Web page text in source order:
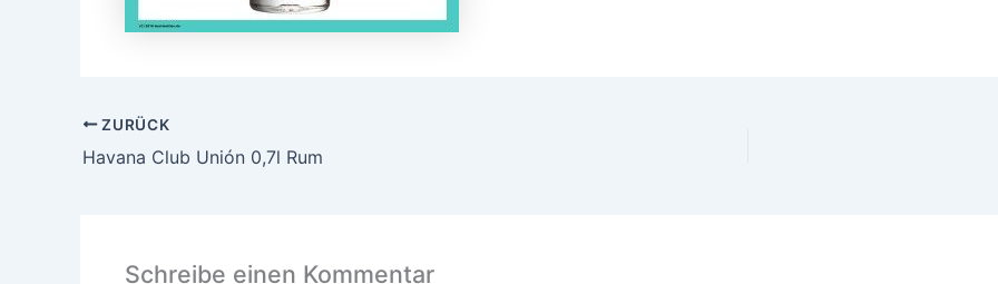
ZURÜCK
Havana Club Unión 0,7l Rum
Schreibe einen Kommentar